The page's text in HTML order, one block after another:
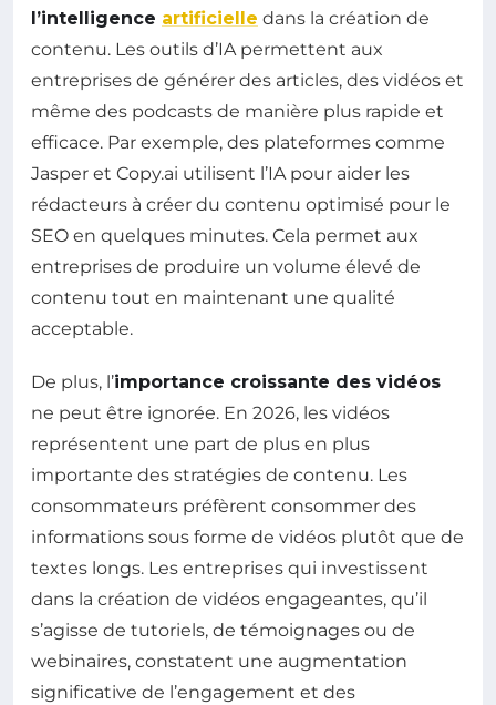
l’intelligence artificielle dans la création de
contenu. Les outils d’IA permettent aux
entreprises de générer des articles, des vidéos et
même des podcasts de manière plus rapide et
efficace. Par exemple, des plateformes comme
Jasper et Copy.ai utilisent l’IA pour aider les
rédacteurs à créer du contenu optimisé pour le
SEO en quelques minutes. Cela permet aux
entreprises de produire un volume élevé de
contenu tout en maintenant une qualité
acceptable.
De plus, l’importance croissante des vidéos
ne peut être ignorée. En 2026, les vidéos
représentent une part de plus en plus
importante des stratégies de contenu. Les
consommateurs préfèrent consommer des
informations sous forme de vidéos plutôt que de
textes longs. Les entreprises qui investissent
dans la création de vidéos engageantes, qu’il
s’agisse de tutoriels, de témoignages ou de
webinaires, constatent une augmentation
significative de l’engagement et des